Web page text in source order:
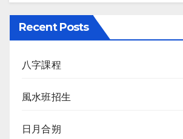
Recent Posts
八字課程
風水班招生
日月合朔